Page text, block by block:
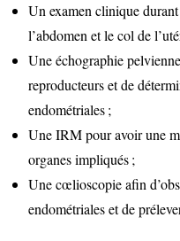
Un examen clinique
l’abdomen et le col de
Une échographie
reproducteurs et de
endométriales ;
Une IRM pour avoir une
organes impliqués ;
Une cœlioscopie afin
endométriales et de